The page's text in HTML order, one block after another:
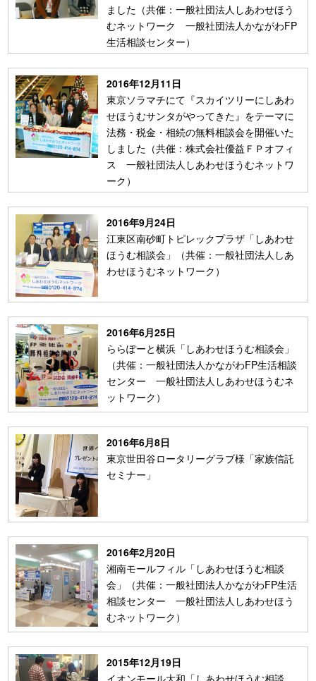
ました（共催：一般社団法人しあわせほう
むネットワーク 一般社団法人かながわFP
生活相談センター）
2016年12月11日
東京ソラマチにて『スカイツリーにしあわ
せほうむサンタがやってきた』をテーマに
法務・税金・相続の無料相談会を開催いた
しました（共催：株式会社優益ＦＰオフィ
ス 一般社団法人しあわせほうむネットワ
ーク）
2016年9月24日
江東区南砂町トピレックプラザ「しあわせ
ほうむ相談会」（共催：一般社団法人しあ
わせほうむネットワーク）
2016年6月25日
ららぽーと横浜「しあわせほうむ相談会」
（共催：一般社団法人かながわFP生活相談
センター 一般社団法人しあわせほうむネ
ットワーク）
2016年6月8日
東京世田谷ロータリーグラブ様「家族信託
セミナー」
2016年2月20日
湘南モールフィル「しあわせほうむ相談
会」（共催：一般社団法人かながわFP生活
相談センター 一般社団法人しあわせほう
むネットワーク）
2015年12月19日